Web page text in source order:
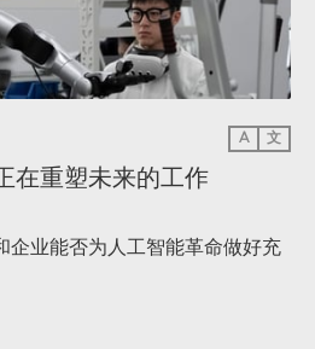
A 文
在重塑未来的工作
企业能否为人工智能革命做好充